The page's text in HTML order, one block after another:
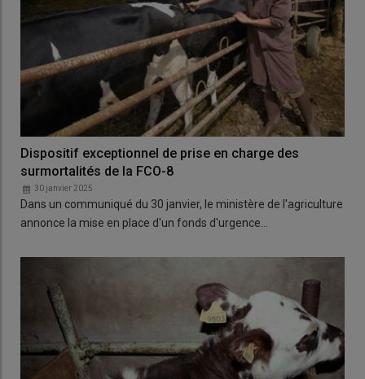
Dispositif exceptionnel de prise en charge des
surmortalités de la FCO-8
30 janvier 2025
Dans un communiqué du 30 janvier, le ministère de l'agriculture
annonce la mise en place d'un fonds d'urgence…